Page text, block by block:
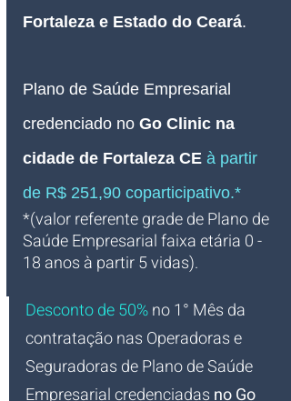
Fortaleza e Estado do Ceará.
Plano de Saúde Empresarial
credenciado no Go Clinic na
cidade de Fortaleza CE à partir
de R$ 251,90 coparticipativo.*
*(valor referente grade de Plano de
Saúde Empresarial faixa etária 0 -
18 anos à partir 5 vidas).
Desconto de 50%no 1° Mês da
contratação nas Operadoras e
Seguradoras de Plano de Saúde
Empresarial credenciadas no Go